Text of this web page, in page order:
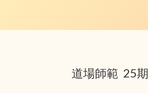
道場師範 25期